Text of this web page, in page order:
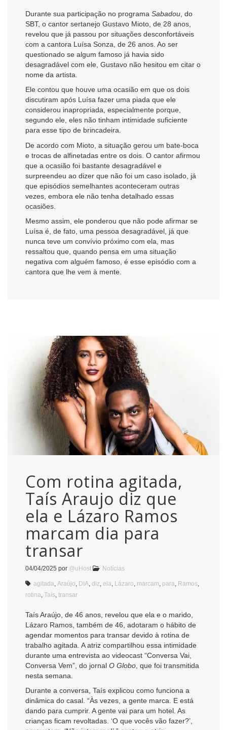
Durante sua participação no programa Sabadou , do
SBT, o cantor sertanejo Gustavo Mioto, de 28 anos,
revelou que já passou por situações desconfortáveis
com a cantora Luísa Sonza, de 26 anos. Ao ser
questionado se algum famoso já havia sido
desagradável com ele, Gustavo não hesitou em citar o
nome da artista.
Ele contou que houve uma ocasião em que os dois
discutiram após Luísa fazer uma piada que ele
considerou inapropriada, especialmente porque,
segundo ele, eles não tinham intimidade suficiente
para esse tipo de brincadeira.
De acordo com Mioto, a situação gerou um bate-boca
e trocas de alfinetadas entre os dois. O cantor afirmou
que a ocasião foi bastante desagradável e
surpreendeu ao dizer que não foi um caso isolado, já
que episódios semelhantes aconteceram outras
vezes, embora ele não tenha detalhado essas
ocasiões.
Mesmo assim, ele ponderou que não pode afirmar se
Luísa é, de fato, uma pessoa desagradável, já que
nunca teve um convívio próximo com ela, mas
ressaltou que, quando pensa em uma situação
negativa com alguém famoso, é esse episódio com a
cantora que lhe vem à mente.
Com rotina agitada,
Taís Araujo diz que
ela e Lázaro Ramos
marcam dia para
transar
04/04/2025 por @uHost Notícias
agitada Araújo DIA diz ela Lázaro marcam para Ramos
rotina Taís transar
Taís Araújo, de 46 anos, revelou que ela e o marido,
Lázaro Ramos, também de 46, adotaram o hábito de
agendar momentos para transar devido à rotina de
trabalho agitada. A atriz compartilhou essa intimidade
durante uma entrevista ao videocast “Conversa Vai,
Conversa Vem”, do jornal O Globo , que foi transmitida
nesta semana.
Durante a conversa, Taís explicou como funciona a
dinâmica do casal. “Às vezes, a gente marca. E está
dando para cumprir. A gente vai para um hotel. As
crianças ficam revoltadas. ‘O que vocês vão fazer?’,